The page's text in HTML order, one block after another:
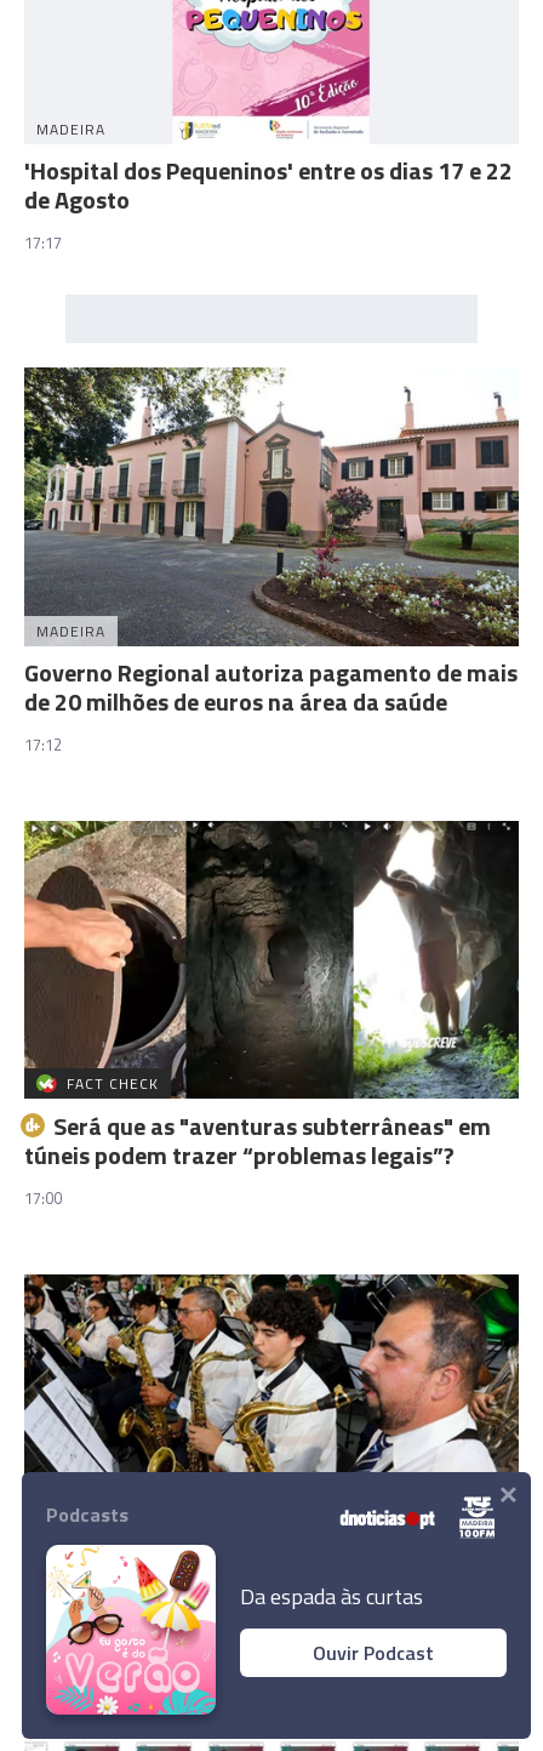
MADEIRA
'Hospital dos Pequeninos' entre os dias 17 e 22
de Agosto
17:17
MADEIRA
Governo Regional autoriza pagamento de mais
de 20 milhões de euros na área da saúde
17:12
FACT CHECK
Será que as "aventuras subterrâneas" em
túneis podem trazer “problemas legais”?
17:00
Banda Municipal de Câmara de Lobos celebra I
Festa de Santo Isidoro
16:51
Podcasts
Da espada às curtas
Ouvir Podcast
×